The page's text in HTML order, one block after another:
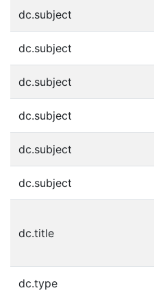
dc.subject
dc.subject
dc.subject
dc.subject
dc.subject
dc.subject
dc.title
dc.type